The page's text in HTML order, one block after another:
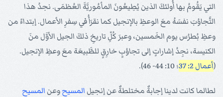
التي يَقُومُ بها أُولئكَ الذين يُطِيعُونَ المأمُوريَّةَ العُظمَى. نجدُ هذا
التَّجاوُبَ نفسَهُ معَ الوعظِ بالإنجيل كما نقرَأُ في سِفرِ الأعمال. إبتداءً من
وعظِ بُطرُس يوم الخَمسين، وعبرَ كُلِّ تاريخِ ذلكَ الجيل الأوَّل منَ
الكنيسة، نجِدُ إشاراتٍ إلى تجاوُبٍ خارِقٍ للطَّبيعَة معَ وعظِ الإنجيل.
(أعمال 2: 37 ؛ 10: 44- 46).
لطالما كانت لدينا إجابةٌ مختلطةٌ عن إنجيل المسيحوعن المسيح